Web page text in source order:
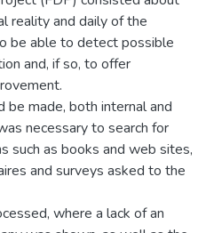
reality and daily of the
be able to detect possible
and, if so, to offer
be made, both internal and
necessary to search for
such as books and web sites,
and surveys asked to the
where a lack of an